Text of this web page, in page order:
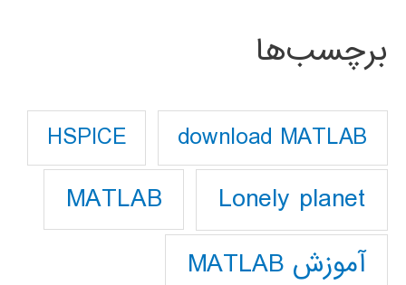
برچسب‌ها
download MATLAB
HSPICE
Lonely planet
MATLAB
آموزش MATLAB